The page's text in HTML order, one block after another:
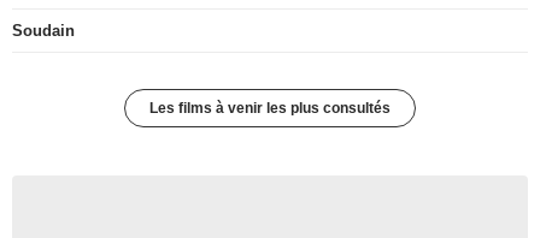
Soudain
Les films à venir les plus consultés